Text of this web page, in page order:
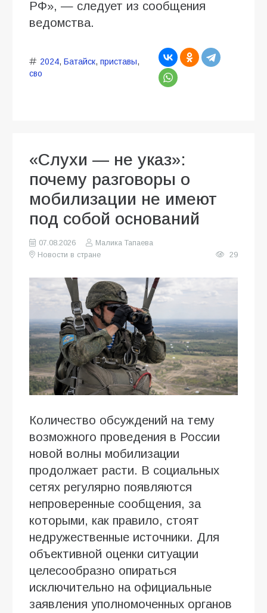
РФ», — следует из сообщения
ведомства.
2024, Батайск, приставы,
сво
«Слухи — не указ»:
почему разговоры о
мобилизации не имеют
под собой оснований
07.08.2026
Малика Тапаева
Новости в стране
29
Количество обсуждений на тему
возможного проведения в России
новой волны мобилизации
продолжает расти. В социальных
сетях регулярно появляются
непроверенные сообщения, за
которыми, как правило, стоят
недружественные источники. Для
объективной оценки ситуации
целесообразно опираться
исключительно на официальные
заявления уполномоченных органов